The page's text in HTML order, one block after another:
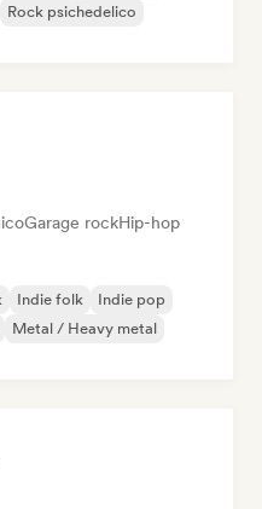
Rock psichedelico
Garage rockHip-hop
Indie folk
Indie pop
Metal / Heavy metal